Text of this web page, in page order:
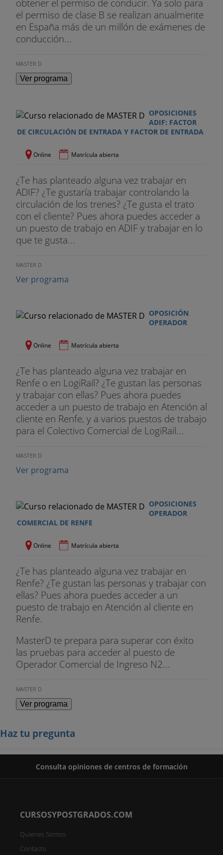
el permiso de clase B se realizan anualmente
en España más de un millón de exámenes de
conducción...
MASTER D
Ver programa
OPOSICIONES
ADIF: FACTOR
DE CIRCULACIÓN DE ENTRADA Y FACTOR DE ENTRADA
Online Matrícula abierta
¿Te has planteado alguna vez trabajar en
ADIF? ¿Te gustaría trabajar controlando la
circulación de los trenes? ¿Te gusta el trato
con el cliente? Pues ahora puedes acceder a
un puesto de trabajo en ADIF y trabajar en lo
que te gusta...
MASTER D
Ver programa
OPOSICIÓN
OPERADOR
Online Matrícula abierta
¿Te has planteado alguna vez trabajar en
Renfe o en LogiRail? ¿Te gustan las personas
y trabajar con ellas? Pues ahora puedes
acceder a un puesto de trabajo en Atención al
cliente en Renfe, y a varios puestos de trabajo
para el Colectivo Comercial de LogiRail...
MASTER D
Ver programa
OPOSICIONES
OPERADOR
COMERCIAL DE RENFE
Online Matrícula abierta
¿Te has planteado alguna vez trabajar en
Renfe? ¿Te gustan las personas y trabajar con
ellas? Pues ahora puedes acceder a un
puesto de trabajo en Atención al cliente en
Renfe.
MasterD te prepara para superar con éxito
las pruebas para acceder al puesto de
Operador Comercial de Ingreso N2...
MASTER D
Ver programa
Haz tu pregunta
Consulta opiniones de centros de formación
CURSOSYPOSTGRADOS.COM
Quienes Somos
Contacto